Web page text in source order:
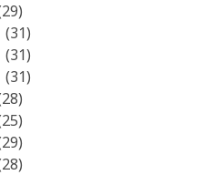
(31)
(31)
(31)